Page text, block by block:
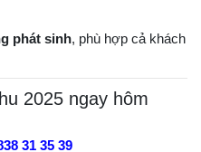
phát sinh, phù hợp cả khách
2025 ngay hôm
31 35 39